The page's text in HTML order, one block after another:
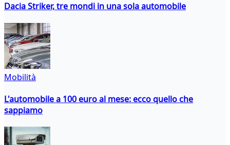
Dacia Striker, tre mondi in una sola automobile
Mobilità
L'automobile a 100 euro al mese: ecco quello che
sappiamo